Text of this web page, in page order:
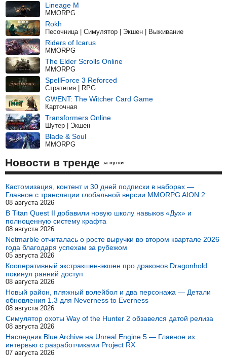
Lineage M
MMORPG
Rokh
Песочница | Симулятор | Экшен | Выживание
Riders of Icarus
MMORPG
The Elder Scrolls Online
MMORPG
SpellForce 3 Reforced
Стратегия | RPG
GWENT: The Witcher Card Game
Карточная
Transformers Online
Шутер | Экшен
Blade & Soul
MMORPG
Новости в тренде за сутки
Кастомизация, контент и 30 дней подписки в наборах —
Главное с трансляции глобальной версии MMORPG AION 2
08 августа 2026
В Titan Quest II добавили новую школу навыков «Дух» и
полноценную систему крафта
08 августа 2026
Netmarble отчиталась о росте выручки во втором квартале 2026
года благодаря успехам за рубежом
05 августа 2026
Кооперативный экстракшен-экшен про драконов Dragonhold
покинул ранний доступ
08 августа 2026
Новый район, пляжный волейбол и два персонажа — Детали
обновления 1.3 для Neverness to Everness
08 августа 2026
Симулятор охоты Way of the Hunter 2 обзавелся датой релиза
08 августа 2026
Наследник Blue Archive на Unreal Engine 5 — Главное из
интервью с разработчиками Project RX
07 августа 2026